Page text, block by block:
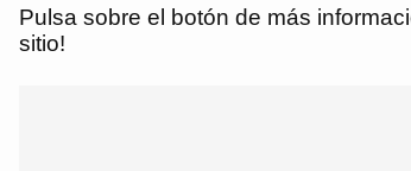
Pulsa sobre el botón de más
sitio!